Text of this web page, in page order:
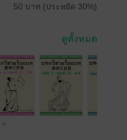
50 บาท (ประหยัด 30%)
ดูทั้งหมด